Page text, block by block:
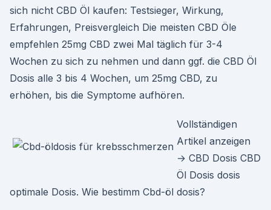
sich nicht CBD Öl kaufen: Testsieger, Wirkung,
Erfahrungen, Preisvergleich Die meisten CBD Öle
empfehlen 25mg CBD zwei Mal täglich für 3-4
Wochen zu sich zu nehmen und dann ggf. die CBD Öl
Dosis alle 3 bis 4 Wochen, um 25mg CBD, zu
erhöhen, bis die Symptome aufhören.
Vollständigen
Artikel anzeigen
→ CBD Dosis CBD
Öl Dosis dosis
optimale Dosis. Wie bestimm Cbd-öl dosis?